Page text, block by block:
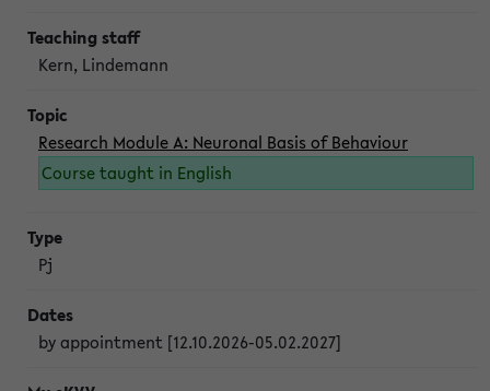
Kern, Lindemann
Research Module A: Neuronal Basis of Behaviour
Course taught in English
Pj
by appointment [12.10.2026-05.02.2027]